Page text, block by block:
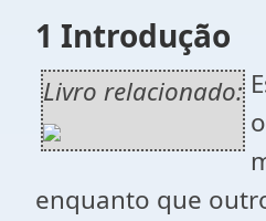
1 Introdução
Livro relacionado:
enquanto que